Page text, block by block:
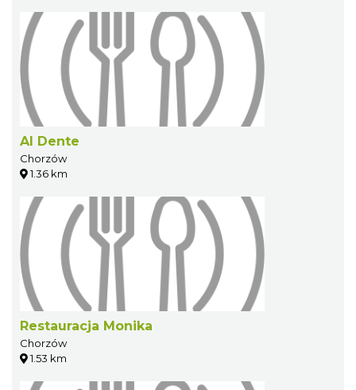
Al Dente
Chorzów
1.36 km
Restauracja Monika
Chorzów
1.53 km